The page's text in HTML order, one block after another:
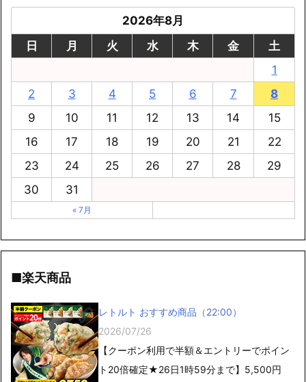
2026年8月
日
月 火 水 木 金
土
1
2
3 4 5 6 7
8
9
10 11 12 13 14
15
16
17 18 19 20 21
22
23
24 25 26 27 28
29
30
31
« 7月
■楽天商品
レトルト おすすめ商品（22:00）
2026/07/26
【クーポン利用で半額＆エントリーでポイン
ト20倍確定★26日1時59分まで】5,500円